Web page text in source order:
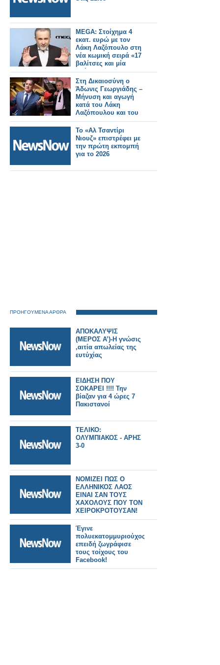
MEGA: Στοίχημα 4
εκατ. ευρώ με τον
Λάκη Λαζόπουλο στη
νέα κωμική σειρά «17
βαλίτσες και μία
μαύρη»
Στη Δικαιοσύνη ο
Άδωνις Γεωργιάδης –
Μήνυση και αγωγή
κατά του Λάκη
Λαζόπουλου και του
Mega
Το «Αλ Τσαντίρι
Νιουζ» επιστρέφει με
την πρώτη εκπομπή
για το 2026
ΠΡΟΗΓΟΥΜΕΝΑ ΑΡΘΡΑ
ΑΠΟΚΑΛΥΨΙΣ
(ΜΕΡΟΣ Α’)-Η γνώσις
,αιτία απωλείας της
ευτύχίας
ΕΙΔΗΣΗ ΠΟΥ
ΣΟΚΑΡΕΙ !!!! Την
βίαζαν για 4 ώρες 7
Πακιστανοί
ΤΕΛΙΚΟ:
ΟΛΥΜΠΙΑΚΟΣ - AΡΗΣ
3-0
ΝΟΜΙΖΕΙ ΠΩΣ Ο
ΕΛΛΗΝΙΚΟΣ ΛΑΟΣ
ΕΙΝΑΙ ΣΑΝ ΤΟΥΣ
ΧΑΧΟΛΟΥΣ ΠΟΥ ΤΟΝ
ΧΕΙΡΟΚΡΟΤΟΥΣΑΝ!
Έγινε
πολυεκατομμυριούχος
επειδή ζωγράφισε
τους τοίχους του
Facebook!